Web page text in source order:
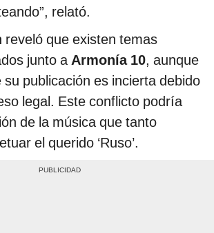
relató.
reveló que existen temas
junto aArmonía 10, aunque
su publicación es incierta debido
legal. Este conflicto podría
de la música que tanto
el querido ‘Ruso’.